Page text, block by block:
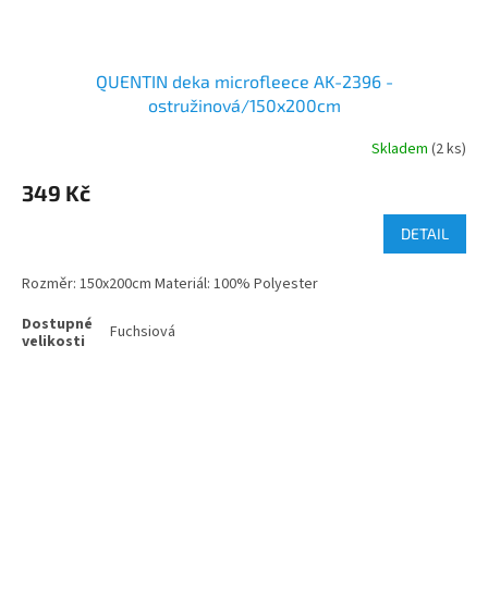
QUENTIN deka microfleece AK-2396 -
ostružinová/150x200cm
Skladem (2 ks)
349 Kč
DETAIL
Rozměr: 150x200cm Materiál: 100% Polyester
Fuchsiová